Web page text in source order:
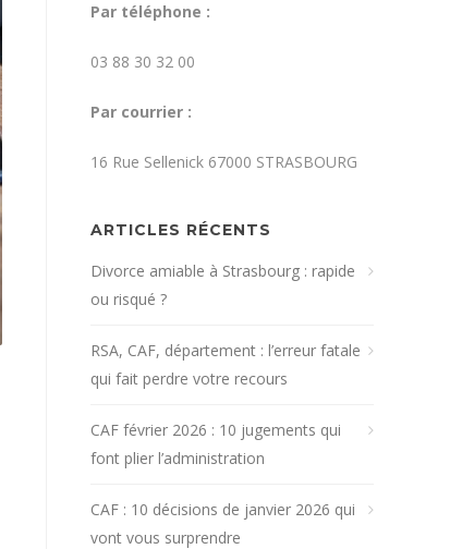
Par téléphone :
03 88 30 32 00
Par courrier :
16 Rue Sellenick 67000 STRASBOURG
ARTICLES RÉCENTS
Divorce amiable à Strasbourg : rapide
ou risqué ?
RSA, CAF, département : l’erreur fatale
qui fait perdre votre recours
CAF février 2026 : 10 jugements qui
font plier l’administration
CAF : 10 décisions de janvier 2026 qui
vont vous surprendre